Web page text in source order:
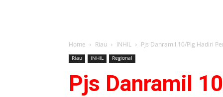
Home Riau INHIL Pjs Danramil 10/Plg Hadiri
Riau INHIL Regional
Pjs Danramil